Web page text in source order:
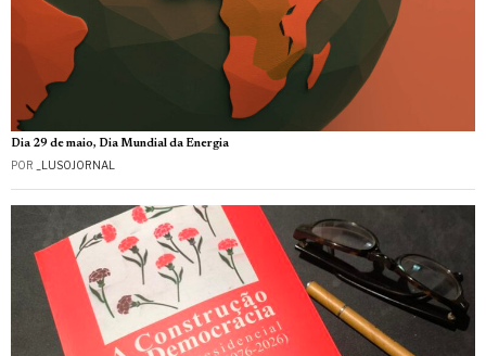
Dia 29 de maio, Dia Mundial da Energia
POR _LUSOJORNAL